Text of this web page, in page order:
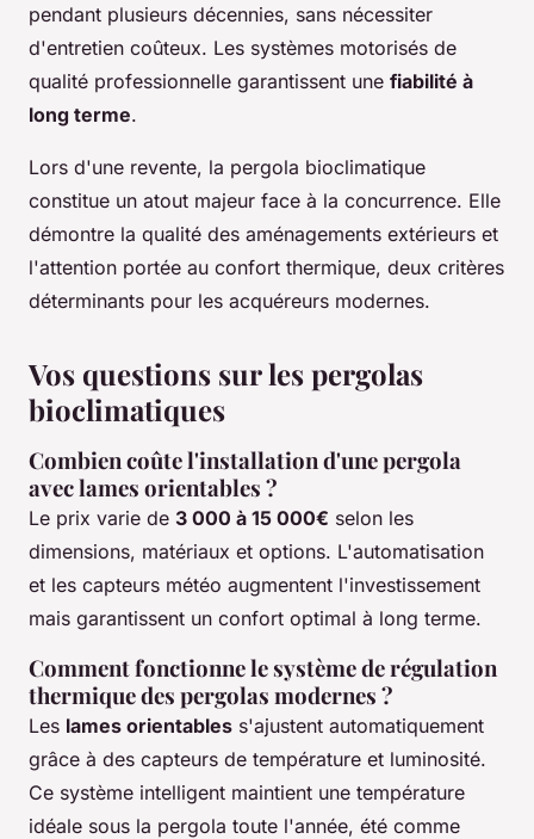
pendant plusieurs décennies, sans nécessiter
d'entretien coûteux. Les systèmes motorisés de
qualité professionnelle garantissent une fiabilité à
long terme.
Lors d'une revente, la pergola bioclimatique
constitue un atout majeur face à la concurrence. Elle
démontre la qualité des aménagements extérieurs et
l'attention portée au confort thermique, deux critères
déterminants pour les acquéreurs modernes.
Vos questions sur les pergolas
bioclimatiques
Combien coûte l'installation d'une pergola
avec lames orientables ?
Le prix varie de 3 000 à 15 000€ selon les
dimensions, matériaux et options. L'automatisation
et les capteurs météo augmentent l'investissement
mais garantissent un confort optimal à long terme.
Comment fonctionne le système de régulation
thermique des pergolas modernes ?
Les lames orientables s'ajustent automatiquement
grâce à des capteurs de température et luminosité.
Ce système intelligent maintient une température
idéale sous la pergola toute l'année, été comme